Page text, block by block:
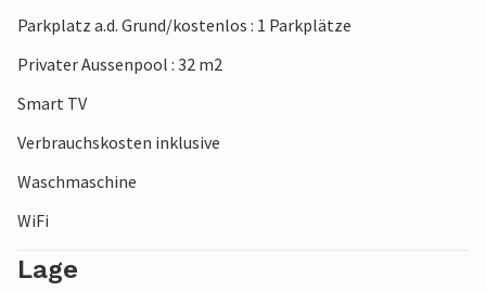
Parkplatz a.d. Grund/kostenlos : 1 Parkplätze
Privater Aussenpool : 32 m2
Smart TV
Verbrauchskosten inklusive
Waschmaschine
WiFi
Lage